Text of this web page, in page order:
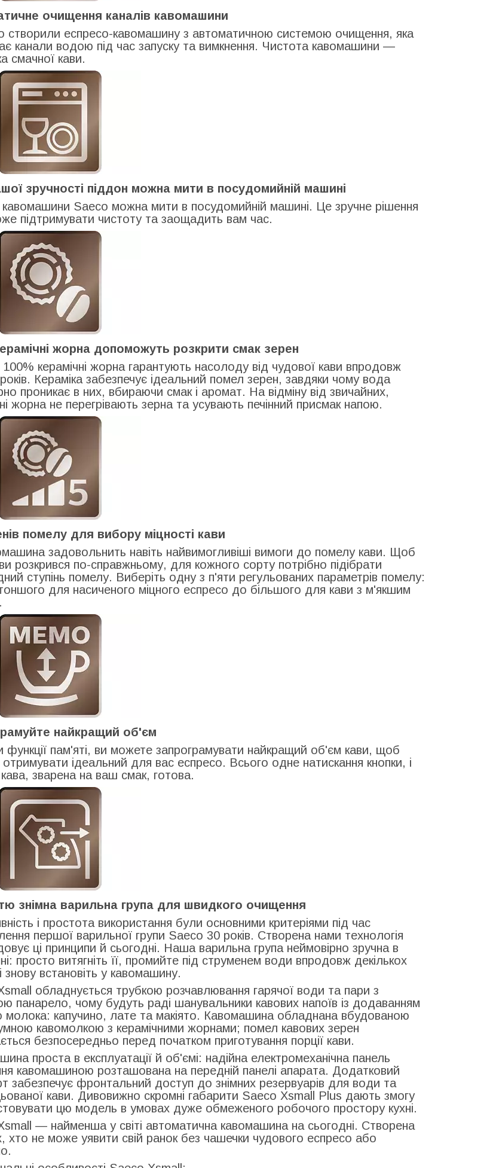
очищення каналів кавомашини
створили еспресо-кавомашину з автоматичною системою очищення, яка
канали водою під час запуску та вимкнення. Чистота кавомашини —
смачної кави.
зручності піддон можна мити в посудомийній машині
Saeco можна мити в посудомийній машині. Це зручне рішення
підтримувати чистоту та заощадить вам час.
жорна допоможуть розкрити смак зерен
100% керамічні жорна гарантують насолоду від чудової кави впродовж
Кераміка забезпечує ідеальний помел зерен, завдяки чому вода
проникає в них, вбираючи смак і аромат. На відміну від звичайних,
жорна не перегрівають зерна та усувають печінний присмак напою.
помелу для вибору міцності кави
задовольнить навіть найвимогливіші вимоги до помелу кави. Щоб
розкрився по-справжньому, для кожного сорту потрібно підібрати
ступінь помелу. Виберіть одну з п'яти регульованих параметрів помелу:
для насиченого міцного еспресо до більшого для кави з м'якшим
найкращий об'єм
функції пам'яті, ви можете запрограмувати найкращий об'єм кави, щоб
ідеальний для вас еспресо. Всього одне натискання кнопки, і
зварена на ваш смак, готова.
знімна варильна група для швидкого очищення
і простота використання були основними критеріями під час
першої варильної групи Saeco 30 років. Створена нами технологія
ці принципи й сьогодні. Наша варильна група неймовірно зручна в
просто витягніть її, промийте під струменем води впродовж декількох
знову встановіть у кавомашину.
обладнується трубкою розчавлювання гарячої води та пари з
панарело, чому будуть раді шанувальники кавових напоїв із додаванням
молока: капучино, лате та макіято. Кавомашина обладнана вбудованою
кавомолкою з керамічними жорнами; помел кавових зерен
безпосередньо перед початком приготування порції кави.
проста в експлуатації й об'ємі: надійна електромеханічна панель
кавомашиною розташована на передній панелі апарата. Додатковий
забезпечує фронтальний доступ до знімних резервуарів для води та
кави. Дивовижно скромні габарити Saeco Xsmall Plus дають змогу
цю модель в умовах дуже обмеженого робочого простору кухні.
— найменша у світі автоматична кавомашина на сьогодні. Створена
хто не може уявити свій ранок без чашечки чудового еспресо або